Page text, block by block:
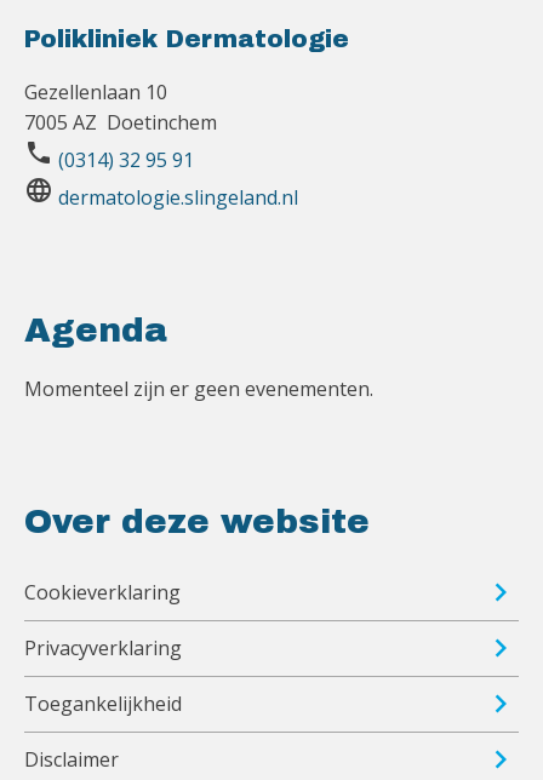
Polikliniek Dermatologie
Gezellenlaan 10
7005 AZ Doetinchem
phone (0314) 32 95 91
language dermatologie.slingeland.nl
Agenda
Momenteel zijn er geen evenementen.
Over deze website
Cookieverklaring
Privacyverklaring
Toegankelijkheid
Disclaimer